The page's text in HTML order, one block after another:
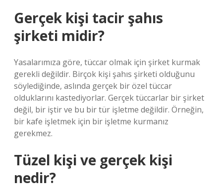
Gerçek kişi tacir şahıs
şirketi midir?
Yasalarımıza göre, tüccar olmak için şirket kurmak
gerekli değildir. Birçok kişi şahıs şirketi olduğunu
söylediğinde, aslında gerçek bir özel tüccar
olduklarını kastediyorlar. Gerçek tüccarlar bir şirket
değil, bir iştir ve bu bir tür işletme değildir. Örneğin,
bir kafe işletmek için bir işletme kurmanız
gerekmez.
Tüzel kişi ve gerçek kişi
nedir?